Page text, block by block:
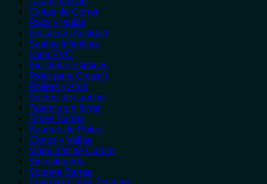
Cintas de Correr
Rack y jaulas
Escaleras Agilidad
Suelos Infantiles
Lona PVC
Bicicletas Elípticas
Reloj para Crossfit
Rollers y Aros
Suelos de caucho
Tatamis sin forrar
Topes Barras
Agarres de Polea
Conos y Vallas
Máquinas de Cardio
Sin categoría
Soporte Barras